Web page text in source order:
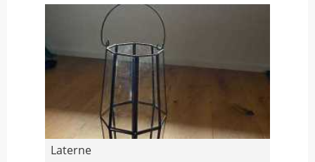
Laterne